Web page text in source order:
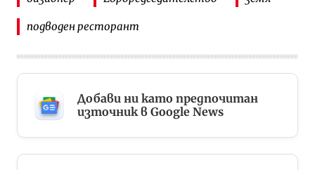
подводен ресторант
Добави ни като предпочитан
източник в Google News